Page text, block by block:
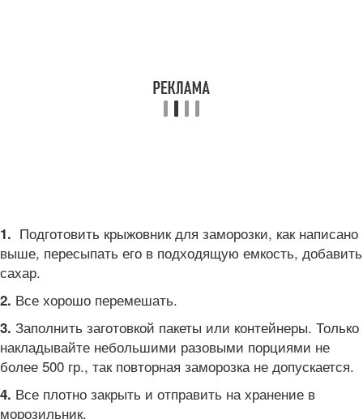
1. Подготовить крыжовник для заморозки, как написано
выше, пересыпать его в подходящую емкость, добавить
сахар.
2. Все хорошо перемешать.
3. Заполнить заготовкой пакеты или контейнеры. Только
накладывайте небольшими разовыми порциями не
более 500 гр., так повторная заморозка не допускается.
4. Все плотно закрыть и отправить на хранение в
морозильник.